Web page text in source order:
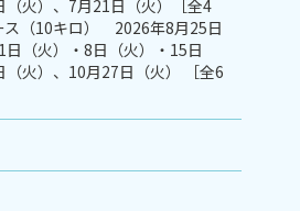
（火）、7月21日（火）［全4
ス（10キロ） 2026年8月25日
日（火）・8日（火）・15日
（火）、10月27日（火） ［全6